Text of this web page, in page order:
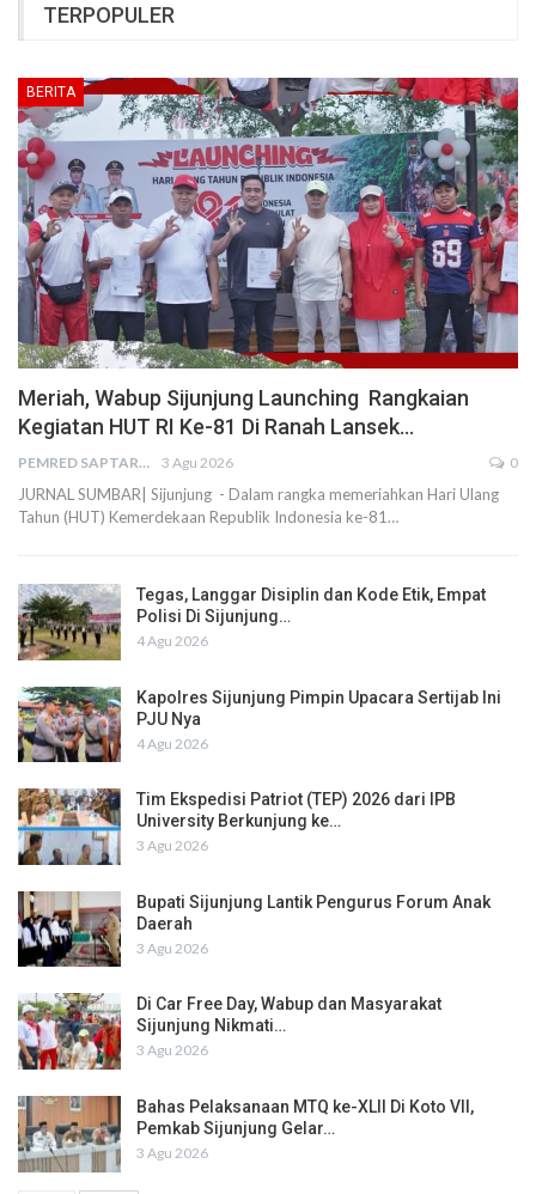
TERPOPULER
BERITA
Meriah, Wabup Sijunjung Launching Rangkaian
Kegiatan HUT RI Ke-81 Di Ranah Lansek…
PEMRED SAPTARIUS 3 Agu 2026 0
JURNAL SUMBAR| Sijunjung - Dalam rangka memeriahkan Hari Ulang
Tahun (HUT) Kemerdekaan Republik Indonesia ke-81…
Tegas, Langgar Disiplin dan Kode Etik, Empat
Polisi Di Sijunjung…
4 Agu 2026
Kapolres Sijunjung Pimpin Upacara Sertijab Ini
PJU Nya
4 Agu 2026
Tim Ekspedisi Patriot (TEP) 2026 dari IPB
University Berkunjung ke…
3 Agu 2026
Bupati Sijunjung Lantik Pengurus Forum Anak
Daerah
3 Agu 2026
Di Car Free Day, Wabup dan Masyarakat
Sijunjung Nikmati…
3 Agu 2026
Bahas Pelaksanaan MTQ ke-XLII Di Koto VII,
Pemkab Sijunjung Gelar…
3 Agu 2026